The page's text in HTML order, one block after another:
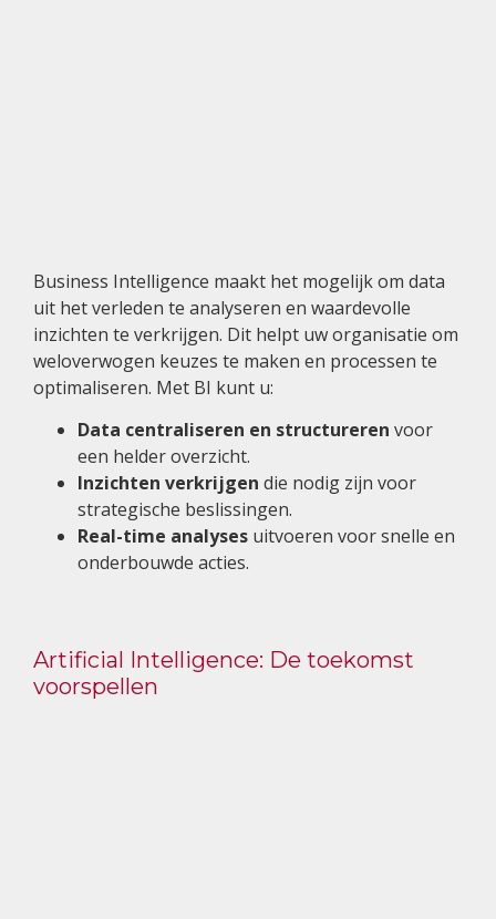
Business Intelligence maakt het mogelijk om data
uit het verleden te analyseren en waardevolle
inzichten te verkrijgen. Dit helpt uw organisatie om
weloverwogen keuzes te maken en processen te
optimaliseren. Met BI kunt u:
Data centraliseren en structureren voor
een helder overzicht.
Inzichten verkrijgen die nodig zijn voor
strategische beslissingen.
Real-time analyses uitvoeren voor snelle en
onderbouwde acties.
Artificial Intelligence: De toekomst
voorspellen